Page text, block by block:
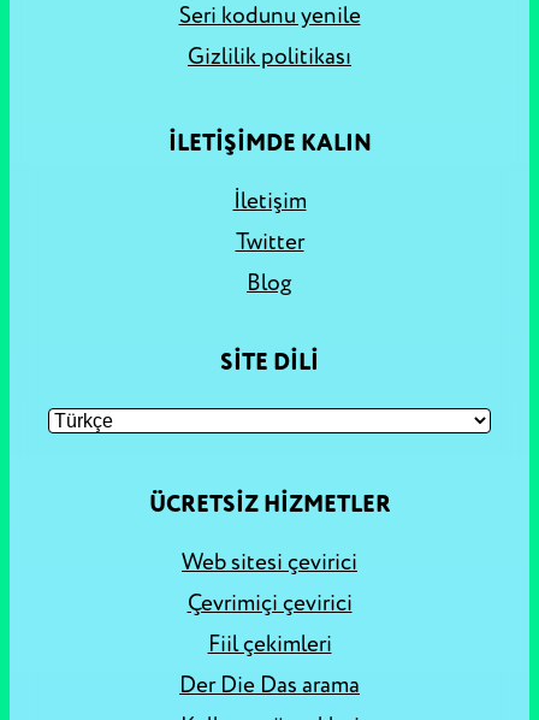
Seri kodunu yenile
Gizlilik politikası
İLETİŞİMDE KALIN
İletişim
Twitter
Blog
SITE DILI
ÜCRETSIZ HIZMETLER
Web sitesi çevirici
Çevrimiçi çevirici
Fiil çekimleri
Der Die Das arama